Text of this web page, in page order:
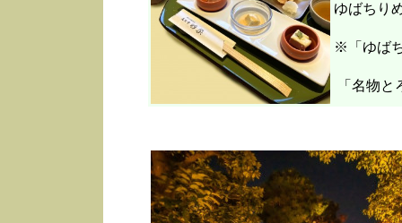
ゆばちり
※「ゆば
「名物と